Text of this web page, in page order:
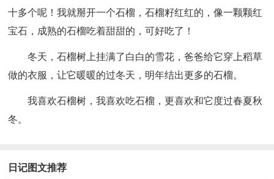
十多个呢！我就掰开一个石榴，石榴籽红红的，像一颗颗红
宝石，成熟的石榴吃着甜甜的，可好吃了！
冬天，石榴树上挂满了白白的雪花，爸爸给它穿上稻草
做的衣服，让它暖暖的过冬天，明年结出更多的石榴。
我喜欢石榴树，我喜欢吃石榴，更喜欢和它度过春夏秋
冬。
日记图文推荐